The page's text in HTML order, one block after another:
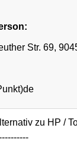
Str. 69,
zu HP /